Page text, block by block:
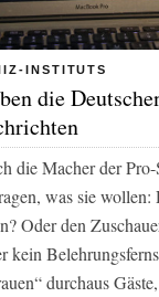
INSTITUTS
die
die Macher der
was sie
Oder den
kein
durchaus